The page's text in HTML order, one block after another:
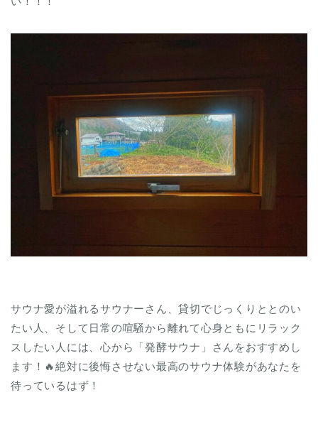
サウナ愛が溢れるサウナーさん、貸切でじっくりととのい
たい人、そして日常の喧騒から離れて心身ともにリラック
スしたい人には、心から「発酵サウナ」さんをおすすめし
ます！🔥絶対に後悔させない最高のサウナ体験があなたを
待っているはず！